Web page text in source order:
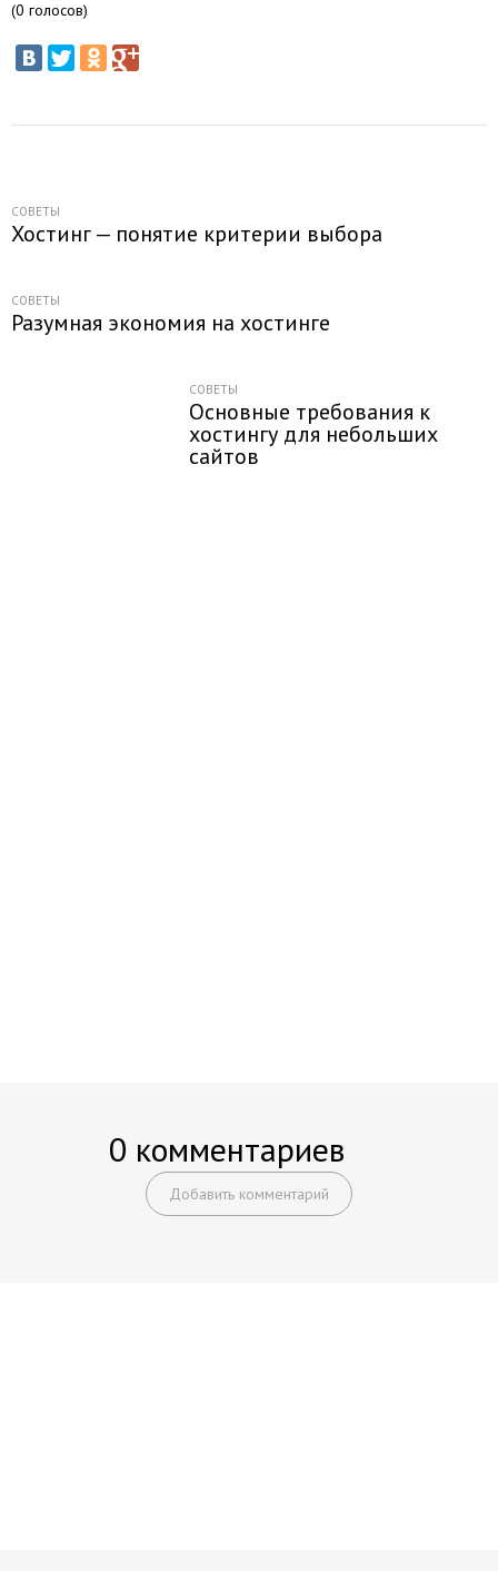
(0 голосов)
СОВЕТЫ
Хостинг — понятие критерии выбора
СОВЕТЫ
Разумная экономия на хостинге
СОВЕТЫ
Основные требования к
хостингу для небольших
сайтов
0 комментариев
Добавить комментарий